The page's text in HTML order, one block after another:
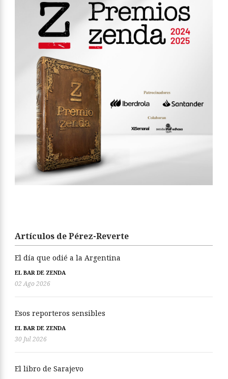
Artículos de Pérez-Reverte
El día que odié a la Argentina
EL BAR DE ZENDA
02 Ago 2026
Esos reporteros sensibles
EL BAR DE ZENDA
30 Jul 2026
El libro de Sarajevo